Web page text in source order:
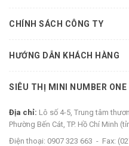
CHÍNH SÁCH CÔNG TY
HƯỚNG DẪN KHÁCH HÀNG
SIÊU THỊ MINI NUMBER ONE
Địa chỉ: Lô số 4-5, Trung tâm
Phường Bến Cát, TP. Hồ Chí Minh
Điện thoại: 0907 323 663 - Fax: